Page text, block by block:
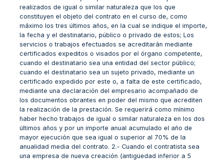
realizados de igual o similar naturaleza que los que
constituyen el objeto del contrato en el curso de, como
máximo los tres últimos años, en la cual se indique el importe,
la fecha y el destinatario, público o privado de estos; Los
servicios o trabajos efectuados se acreditarán mediante
certificados expeditos o visados por el órgano competente,
cuando el destinatario sea una entidad del sector público;
cuando el destinatario sea un sujeto privado, mediante un
certificado expedido por este o, a falta de este certificado,
mediante una declaración del empresario acompañado de
los documentos obrantes en poder del mismo que acrediten
la realización de la prestación. Se requerirá como mínimo
haber hecho trabajos de igual o similar naturaleza en los dos
últimos años y por un importe anual acumulado el año de
mayor ejecución que sea igual o superior al 70% de la
anualidad media del contrato. 2.- Cuando el contratista sea
una empresa de nueva creación (antigüedad inferior a 5